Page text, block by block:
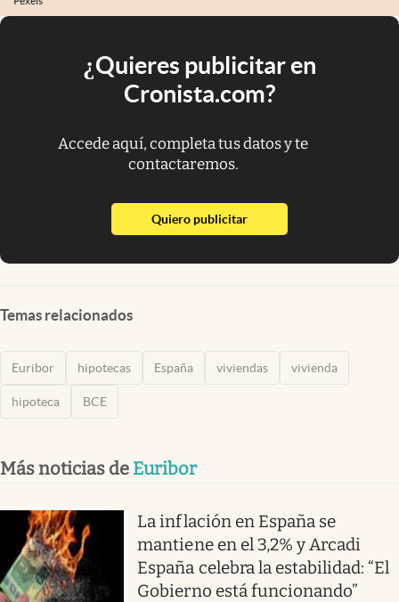
¿Quieres publicitar en
Cronista.com?
Accede aquí, completa tus datos y te
contactaremos.
Quiero publicitarabre en nueva pestaña
Temas relacionados
Euribor hipotecas España viviendas vivienda
hipoteca BCE
Más noticias de Euribor
La inflación en España se
mantiene en el 3,2% y Arcadi
España celebra la estabilidad: “El
Gobierno está funcionando”